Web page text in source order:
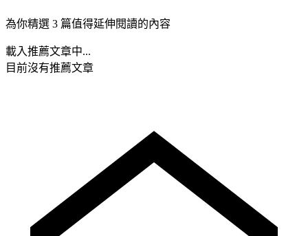
為你精選 3 篇值得延伸閱讀的內容
載入推薦文章中...
目前沒有推薦文章